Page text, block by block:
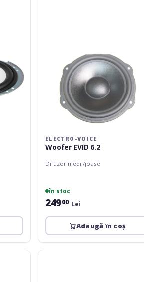
ELECTRO-VOICE
Woofer EVID 6.2
Difuzor medii/joase
în stoc
24900 Lei
Adaugă în coș
Electro-